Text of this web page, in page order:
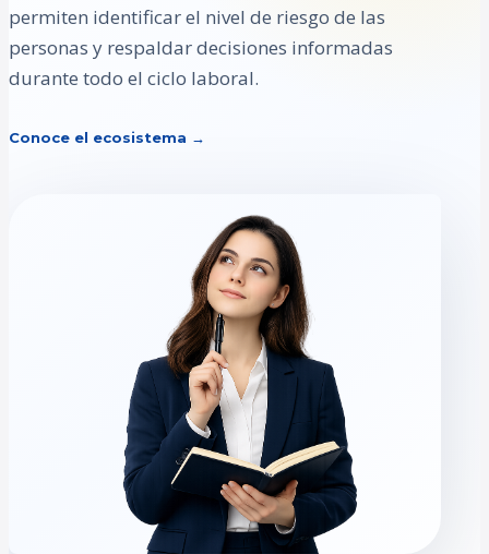
permiten identificar el nivel de riesgo de las
personas y respaldar decisiones informadas
durante todo el ciclo laboral.
Conoce el ecosistema →